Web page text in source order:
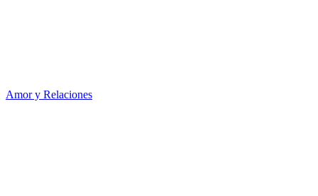
Amor y Relaciones